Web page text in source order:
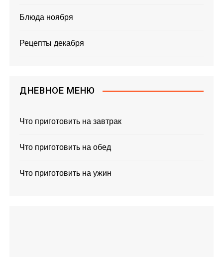
Блюда ноября
Рецепты декабря
ДНЕВНОЕ МЕНЮ
Что приготовить на завтрак
Что приготовить на обед
Что приготовить на ужин